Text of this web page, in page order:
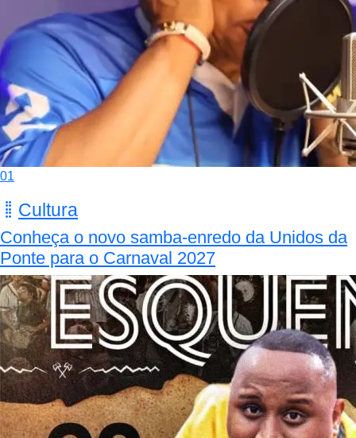
01
Cultura
Conheça o novo samba-enredo da Unidos da
Ponte para o Carnaval 2027